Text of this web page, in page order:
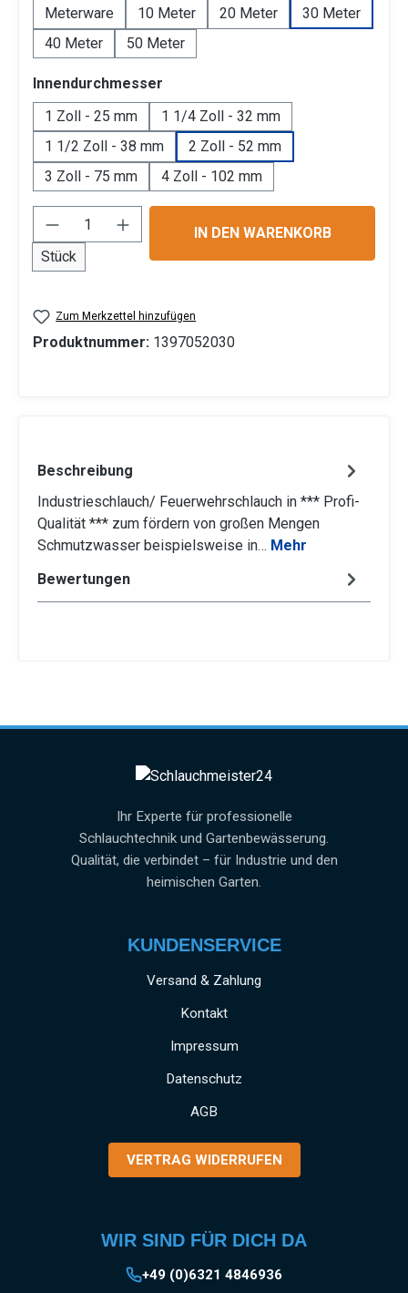
Meterware
10 Meter 20 Meter
30 Meter
40 Meter
50 Meter
Innendurchmesser
1 Zoll - 25 mm
1 1/4 Zoll - 32 mm
1 1/2 Zoll - 38 mm
2 Zoll - 52 mm
3 Zoll - 75 mm
4 Zoll - 102 mm
Produkt Anzahl: Gib den gewünschten
Stück
IN DEN WARENKORB
Zum Merkzettel hinzufügen
Produktnummer: 1397052030
Beschreibung
Industrieschlauch/ Feuerwehrschlauch in *** Profi-
Qualität *** zum fördern von großen Mengen
Schmutzwasser beispielsweise in… Mehr
Bewertungen
Ihr Experte für professionelle
Schlauchtechnik und Gartenbewässerung.
Qualität, die verbindet – für Industrie und den
heimischen Garten.
KUNDENSERVICE
Versand & Zahlung
Kontakt
Impressum
Datenschutz
AGB
VERTRAG WIDERRUFEN
WIR SIND FÜR DICH DA
+49 (0)6321 4846936